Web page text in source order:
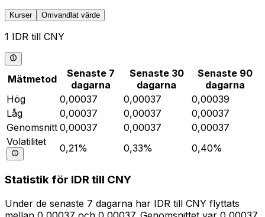
Kurser Omvandlat värde
1 IDR till CNY
Mätmetod
Senaste 7
dagarna
Senaste 30
dagarna
Senaste 90
dagarna
Hög
0,00037 0,00037
0,00039
Låg
0,00037 0,00037
0,00037
Genomsnitt 0,00037 0,00037
0,00037
Volatilitet
0,21% 0,33% 0,40%
Statistik för IDR till CNY
Under de senaste 7 dagarna har IDR till CNY flyttats